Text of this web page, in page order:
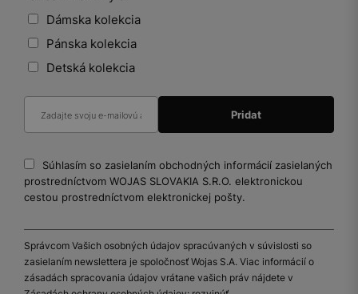
Dámska kolekcia
Pánska kolekcia
Detská kolekcia
Súhlasím so zasielaním obchodných informácií zasielaných
prostredníctvom WOJAS SLOVAKIA S.R.O. elektronickou
cestou prostredníctvom elektronickej pošty.
Správcom Vašich osobných údajov spracúvaných v súvislosti so
zasielaním newslettera je spoločnosť Wojas S.A. Viac informácií o
zásadách spracovania údajov vrátane vašich práv nájdete v